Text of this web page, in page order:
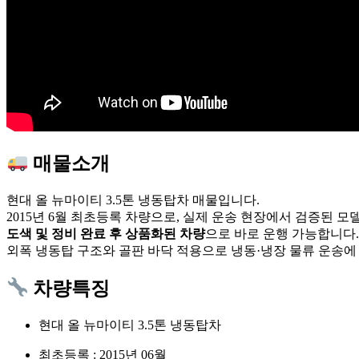
매물소개
현대 올 뉴마이티 3.5톤 냉동탑차 매물입니다.
2015년 6월 최초등록 차량으로, 실제 운송 현장에서 검증된 모
도색 및 정비 완료 후 상품화된 차량으로 바로 운행 가능합니다.
외폭 냉동탑 구조와 골판 바닥 적용으로 냉동·냉장 물류 운송
차량특징
현대 올 뉴마이티 3.5톤 냉동탑차
최초등록 : 2015년 06월